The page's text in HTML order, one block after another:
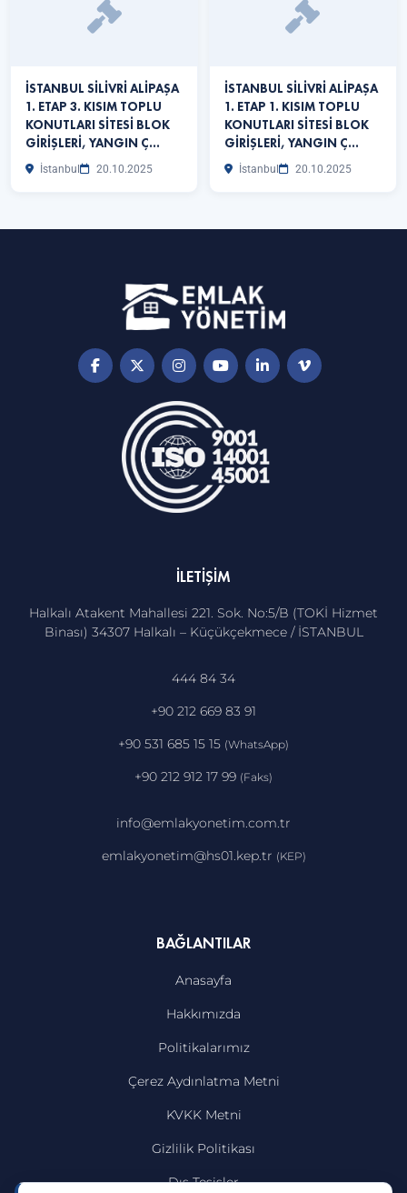
İSTANBUL SİLİVRİ ALİPAŞA
1. ETAP 3. KISIM TOPLU
KONUTLARI SİTESİ BLOK
GİRİŞLERİ, YANGIN Ç…
İstanbul 20.10.2025
İSTANBUL SİLİVRİ ALİPAŞA
1. ETAP 1. KISIM TOPLU
KONUTLARI SİTESİ BLOK
GİRİŞLERİ, YANGIN Ç…
İstanbul 20.10.2025
İLETIŞIM
Halkalı Atakent Mahallesi 221. Sok. No:5/B (TOKİ Hizmet
Binası) 34307 Halkalı – Küçükçekmece / İSTANBUL
444 84 34
+90 212 669 83 91
+90 531 685 15 15 (WhatsApp)
+90 212 912 17 99 (Faks)
info@emlakyonetim.com.tr
emlakyonetim@hs01.kep.tr (KEP)
BAĞLANTILAR
Anasayfa
Hakkımızda
Politikalarımız
Çerez Aydınlatma Metni
KVKK Metni
Gizlilik Politikası
Dış Tesisler